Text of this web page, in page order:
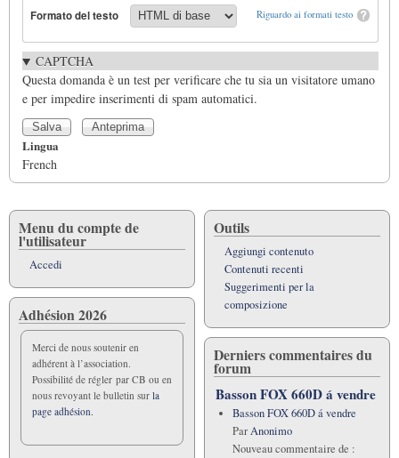
Riguardo ai formati testo
Formato del testo
CAPTCHA
Questa domanda è un test per verificare che tu sia un visitatore umano
e per impedire inserimenti di spam automatici.
Lingua
French
Menu du compte de
l'utilisateur
Accedi
Adhésion 2026
Merci de nous soutenir en
adhérent à l’association.
Possibilité de régler par CB ou en
nous revoyant le bulletin sur la
page adhésion.
Outils
Aggiungi contenuto
Contenuti recenti
Suggerimenti per la
composizione
Derniers commentaires du
forum
Basson FOX 660D á vendre
Basson FOX 660D á vendre
ParAnonimo
Nouveau commentaire de :